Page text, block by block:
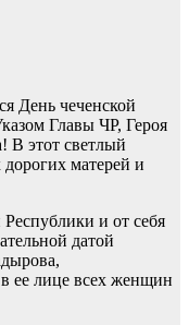
День чеченской
Главы ЧР, Героя
В этот светлый
матерей и
и от себя
датой
ее лице всех женщин